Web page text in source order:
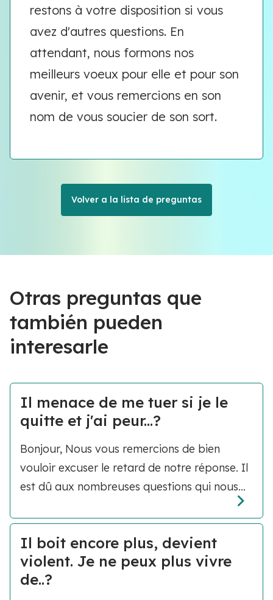
restons à votre disposition si vous
avez d'autres questions. En
attendant, nous formons nos
meilleurs voeux pour elle et pour son
avenir, et vous remercions en son
nom de vous soucier de son sort.
Volver a la lista de preguntas
Otras preguntas que
también pueden
interesarle
Il menace de me tuer si je le
quitte et j'ai peur...?
Bonjour, Nous vous remercions de bien
vouloir excuser le retard de notre réponse. Il
est dû aux nombreuses questions qui nous...
Il boit encore plus, devient
violent. Je ne peux plus vivre
de..?